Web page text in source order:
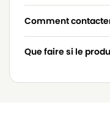
ROWENTA
ROWENTA
ROWENTA
Comment
Que faire si le